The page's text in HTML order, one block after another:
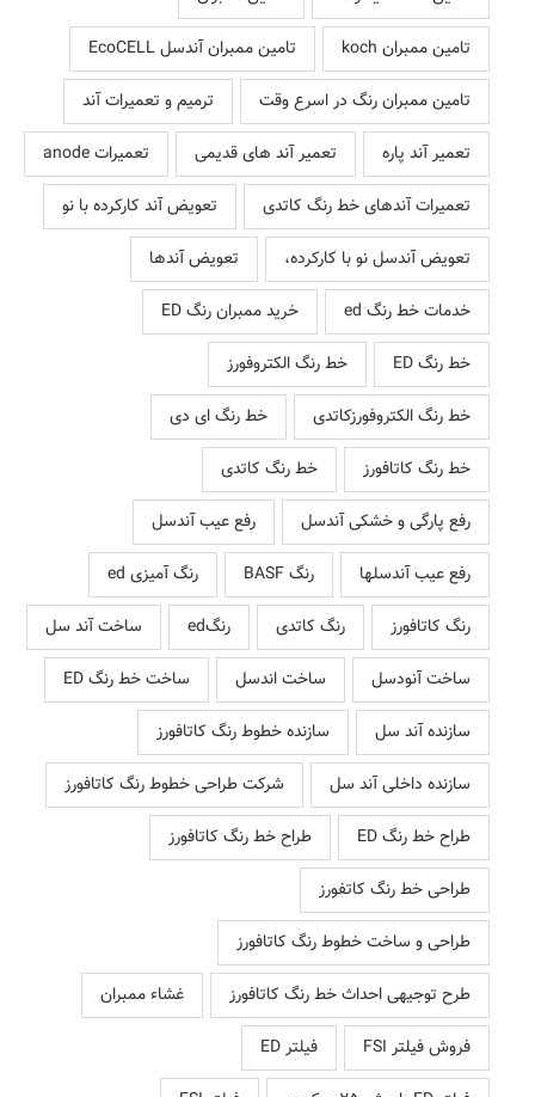
تامین ممبران koch
تامین ممبران آندسل EcoCELL
تامین ممبران رنگ در اسرع وقت
ترمیم و تعمیرات آند
تعمیر آند پاره
تعمیر آند های قدیمی
تعمیرات anode
تعمیرات آندهای خط رنگ کاتدی
تعویض آند کارکرده با نو
تعویض آندسل نو با کارکرده،
تعویض آندها
خدمات خط رنگ ed
خرید ممبران رنگ ED
خط رنگ ED
خط رنگ الکتروفورز
خط رنگ الکتروفورزکاتدی
خط رنگ ای دی
خط رنگ کاتافورز
خط رنگ کاتدی
رفع پارگی و خشکی آندسل
رفع عیب آندسل
رفع عیب آندسلها
رنگ BASF
رنگ آمیزی ed
رنگ کاتافورز
رنگ کاتدی رنگed
ساخت آند سل
ساخت آنودسل
ساخت اندسل
ساخت خط رنگ ED
سازنده آند سل
سازنده خطوط رنگ کاتافورز
سازنده داخلی آند سل
شرکت طراحی خطوط رنگ کاتافورز
طراح خط رنگ ED
طراح خط رنگ کاتافورز
طراحی خط رنگ کاتفورز
طراحی و ساخت خطوط رنگ کاتافورز
طرح توجیهی احداث خط رنگ کاتافورز
غشاء ممبران
فروش فیلتر FSI
فیلتر ED